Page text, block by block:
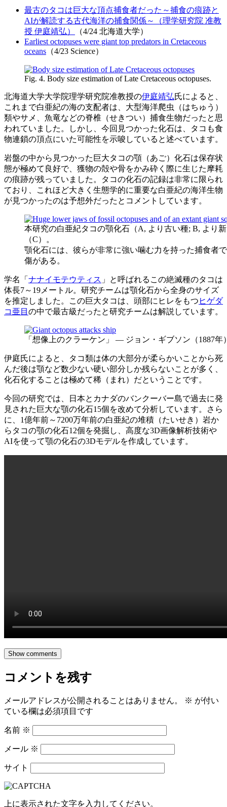
最古のタコは巨大な頂点捕食者だった～捕食の痕跡と
AIが解読する古代海洋の捕食関係～（理学研究院 准教
授 伊庭靖弘）
（4/24 北海道大学）
Earliest octopuses were giant top predators in Cretaceous
oceans （4/23 Science）
Fig. 4. Body size estimation of Late Cretaceous octopuses.
北海道大学大学院理学研究院准教授の伊庭靖弘氏によると、
これまで白亜紀の海の支配者は、大型海洋爬虫（はちゅう）
類やサメ、魚竜などの脊椎（せきつい）捕食生物だったと思
われていました。しかし、今回見つかった化石は、タコも食
物連鎖の頂点にいた可能性を示唆していると述べています。
岩盤の中から見つかった巨大タコの顎（あご）化石は保存状
態が極めて良好で、獲物の殻や骨をかみ砕く際に生じた摩耗
の痕跡が残っていました。タコの化石の記録は非常に限られ
ており、これほど大きく生態学的に重要な白亜紀の海洋生物
が見つかったのは予想外だったとコメントしています。
本研究の白亜紀タコの顎化石（A, より古い種; B, より
（C）。
顎化石には、彼らが非常に強い噛む力を持った捕食者
傷がある。
学名「 ナナイモテウティス 」と呼ばれるこの絶滅種のタコは
体長7～19メートル。研究チームは顎化石から全身のサイズ
を推定しました。この巨大タコは、頭部にヒレをもつ ヒゲダ
コ亜目 の中で最古級だったと研究チームは解説しています。
「想像上のクラーケン」 — ジョン・ギブソン（1887年
伊庭氏によると、タコ類は体の大部分が柔らかいことから死
んだ後は顎など数少ない硬い部分しか残らないことが多く、
化石化することは極めて稀（まれ）だということです。
今回の研究では、日本とカナダのバンクーバー島で過去に発
見された巨大な顎の化石15個を改めて分析しています。さら
に、1億年前～7200万年前の白亜紀の堆積（たいせき）岩か
らタコの顎の化石12個を発掘し、高度な3D画像解析技術や
AIを使って顎の化石の3Dモデルを作成しています。
Show comments
コメントを残す
メールアドレスが公開されることはありません。 ※ が付い
ている欄は必須項目です
名前 ※
メール ※
サイト
上に表示された文字を入力してください。